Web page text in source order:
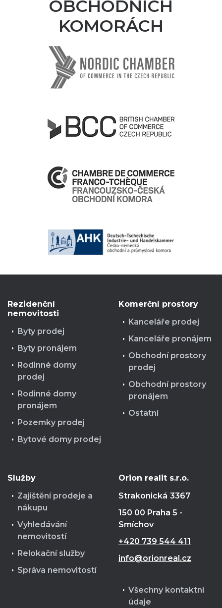
OBCHODNÍCH
KOMORÁCH
Rezidenční
nemovitosti
Byty prodej
Byty pronájem
Rodinné domy
prodej
Rodinné domy
pronájem
Pozemky prodej
Bytové domy prodej
Komerční prostory
Kanceláře prodej
Kanceláře pronájem
Obchodní prostory
prodej
Obchodní prostory
pronájem
Ostatní
Služby
Zajištění prodeje a
nákupu
Vyhledávání
nemovitostí
Relokační služby
Správa nemovitostí
Orion realit s.r.o.
Strakonická 3367
150 00 Praha 5 -
Smíchov
+420 739 544 411
info@orionreal.cz
Všechny kontaktní
údaje